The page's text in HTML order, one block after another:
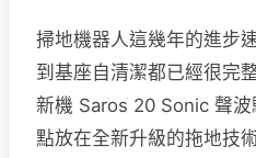
掃地機器人這幾年的進步
到基座自清潔都已經很完
新機 Saros 20 Sonic 聲
點放在全新升級的拖地技